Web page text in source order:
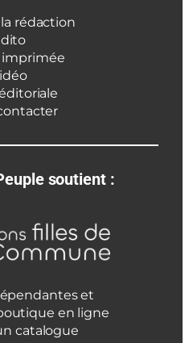
rédaction
soutient :
et
en ligne
catalogue